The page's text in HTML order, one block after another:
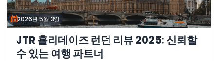
2026년 5월 3일
JTR 홀리데이즈 런던 리뷰 2025: 신뢰할
수 있는 여행 파트너